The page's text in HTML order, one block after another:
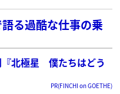
る過酷な仕事の乗
『北極星 僕たちはどう
PR(FINCHI on GOETHE)